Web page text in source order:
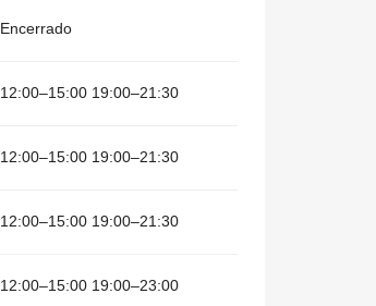
Encerrado
12:00–15:00 19:00–21:30
12:00–15:00 19:00–21:30
12:00–15:00 19:00–21:30
12:00–15:00 19:00–23:00